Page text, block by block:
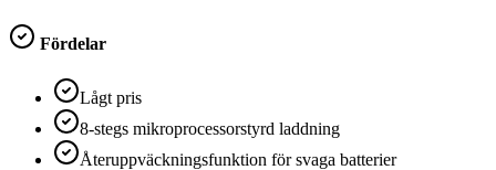
Fördelar
Lågt pris
8-stegs mikroprocessorstyrd laddning
Återuppväckningsfunktion för svaga batterier